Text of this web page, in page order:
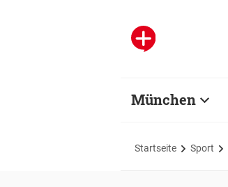
München
Startseite Sport